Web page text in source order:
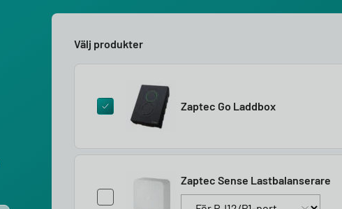
Välj produkter
Zaptec Go Laddbox
Zaptec Sense Lastbalanserare